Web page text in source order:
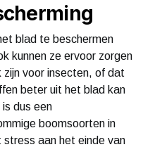
blad te beschermen
kunnen ze ervoor zorgen
voor insecten, of dat
beter uit het blad kan
dus een
boomsoorten in
aan het einde van